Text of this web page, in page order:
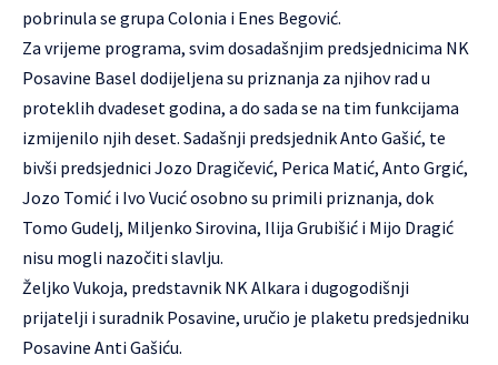
pobrinula se grupa Colonia i Enes Begović.
Za vrijeme programa, svim dosadašnjim predsjednicima NK
Posavine Basel dodijeljena su priznanja za njihov rad u
proteklih dvadeset godina, a do sada se na tim funkcijama
izmijenilo njih deset. Sadašnji predsjednik Anto Gašić, te
bivši predsjednici Jozo Dragičević, Perica Matić, Anto Grgić,
Jozo Tomić i Ivo Vucić osobno su primili priznanja, dok
Tomo Gudelj, Miljenko Sirovina, Ilija Grubišić i Mijo Dragić
nisu mogli nazočiti slavlju.
Željko Vukoja, predstavnik NK Alkara i dugogodišnji
prijatelji i suradnik Posavine, uručio je plaketu predsjedniku
Posavine Anti Gašiću.